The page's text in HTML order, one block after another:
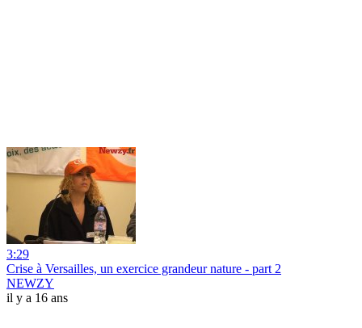
3:29
Crise à Versailles, un exercice grandeur nature - part 2
NEWZY
il y a 16 ans